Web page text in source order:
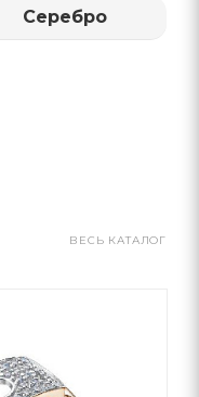
Серебро
ВЕСЬ КАТАЛОГ